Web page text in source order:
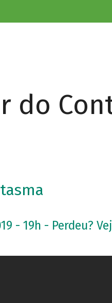
do
- 19h - Perdeu?